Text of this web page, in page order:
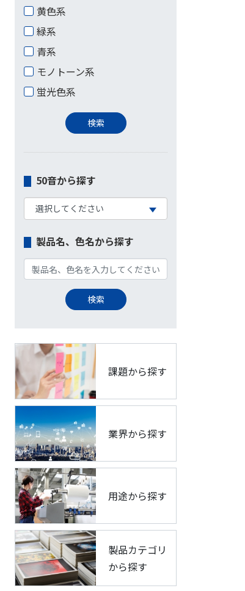
黄色系
緑系
青系
モノトーン系
蛍光色系
50音から探す
製品名、色名から探す
課題から探す
業界から探す
用途から探す
製品カテゴリ
から探す